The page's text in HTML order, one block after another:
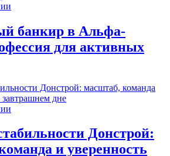
банкир в Альфа-
для активных
Донстрой:
и уверенность